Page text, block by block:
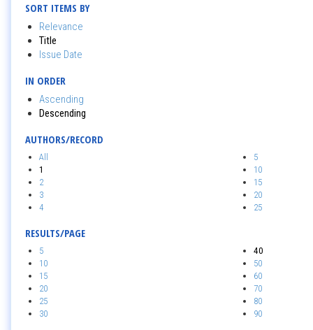
SORT ITEMS BY
Relevance
Title
Issue Date
IN ORDER
Ascending
Descending
AUTHORS/RECORD
All
1
2
3
4
5
10
15
20
25
RESULTS/PAGE
5
10
15
20
25
30
40
50
60
70
80
90